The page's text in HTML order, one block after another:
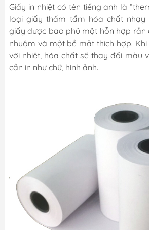
Giấy in nhiệt có tên tiếng anh là
loại giấy thấm tẩm hóa chất nhạy
giấy được bao phủ một hỗn hợp rắn
nhuộm và một bề mặt thích hợp.
với nhiệt, hóa chất sẽ thay đổi màu
cần in như chữ, hình ảnh.